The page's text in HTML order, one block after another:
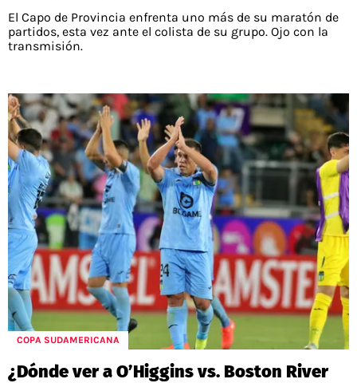
El Capo de Provincia enfrenta uno más de su maratón de
partidos, esta vez ante el colista de su grupo. Ojo con la
transmisión.
COPA SUDAMERICANA
¿Dónde ver a O’Higgins vs. Boston River